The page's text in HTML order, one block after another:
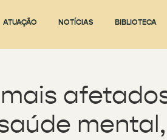
ATUAÇÃO NOTÍCIAS BIBLIOTECA